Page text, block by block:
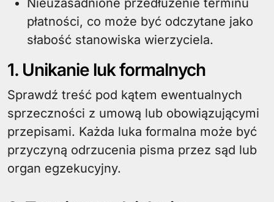
Nieuzasadnione przedłużenie terminu
płatności, co może być odczytane jako
słabość stanowiska wierzyciela.
1. Unikanie luk formalnych
Sprawdź treść pod kątem ewentualnych
sprzeczności z umową lub obowiązującymi
przepisami. Każda luka formalna może być
przyczyną odrzucenia pisma przez sąd lub
organ egzekucyjny.